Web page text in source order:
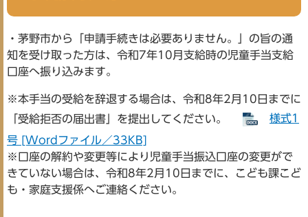
・茅野市から「申請手続きは必要ありません。」の旨の通
知を受け取った方は、令和7年10月支給時の児童手当支給
口座へ振り込みます。
※本手当の受給を辞退する場合は、令和8年2月10日までに
「受給拒否の届出書」を提出してください。
様式1
号 [Wordファイル／33KB]
※口座の解約や変更等により児童手当振込口座の変更がで
きていない場合は、令和8年2月10日までに、こども課こど
も・家庭支援係へご連絡ください。